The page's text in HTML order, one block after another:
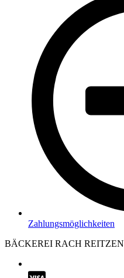
Zahlungsmöglichkeiten
BÄCKEREI RACH